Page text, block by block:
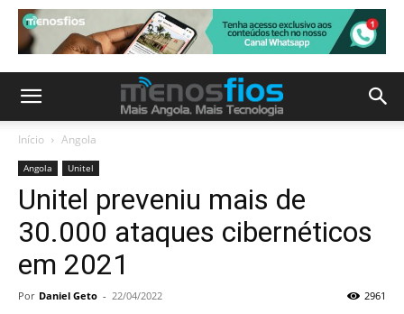
Início Angola
Angola Unitel
Unitel preveniu mais de
30.000 ataques cibernéticos
em 2021
Por Daniel Geto - 22/04/2022 2961